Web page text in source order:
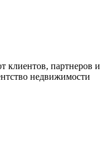
клиентов, партнеров и
недвижимости